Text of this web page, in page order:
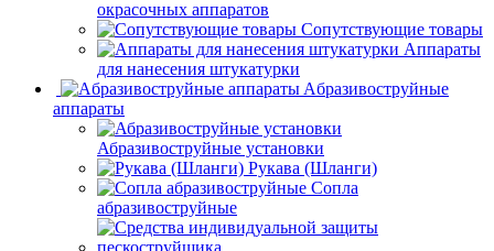
окрасочных аппаратов
Сопутствующие товары
Аппараты
для нанесения штукатурки
Aбразивоструйные
аппараты
Абразивоструйные установки
Рукава (Шланги)
Сопла
абразивоструйные